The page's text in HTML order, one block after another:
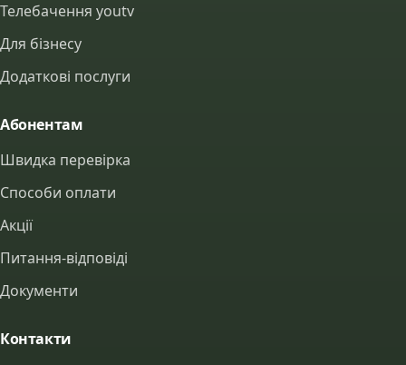
Телебачення youtv
Для бізнесу
Додаткові послуги
Абонентам
Швидка перевірка
Способи оплати
Акції
Питання-відповіді
Документи
Контакти